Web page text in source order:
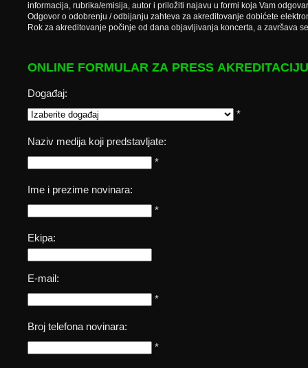
informacija, rubrika/emisija, autor i priložiti najavu u formi koja Vam
Odgovor o odobrenju / odbijanju zahteva za akreditovanje dobićete
Rok za akreditovanje počinje od dana objavljivanja koncerta, a završava
ONLINE FORMULAR ZA PRESS AKREDITACIJU
Događaj:
*
Naziv medija koji predstavljate:
*
Ime i prezime novinara:
*
Ekipa:
E-mail:
*
Broj telefona novinara:
*